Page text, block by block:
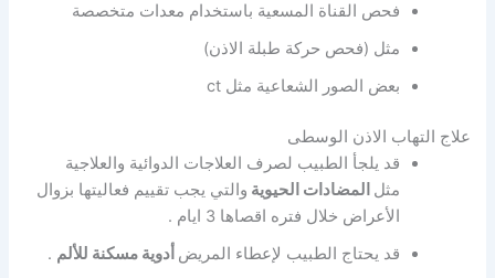
فحص القناة المسعية باستخدام معدات متخصصة
مثل (فحص حركة طبلة الاذن)
بعض الصور الشعاعية مثل ct
علاج التهاب الاذن الوسطى
قد يلجأ الطبيب لصرف العلاجات الدوائية والعلاجية
مثل المضادات الحيوية والتي يجب تقييم فعاليتها بزوال
الأعراض خلال فتره اقصاها 3 ايام .
قد يحتاج الطبيب لإعطاء المريض أدوية مسكنة للألم .